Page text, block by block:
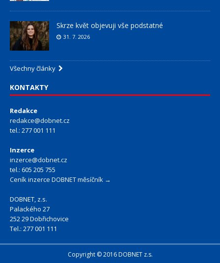
Skrze květ objevuji vše podstatné
31. 7. 2026
Všechny články
KONTAKTY
Redakce
redakce@dobnet.cz
tel.: 277 001 111
Inzerce
inzerce@dobnet.cz
tel.: 605 205 755
Ceník inzerce DOBNET měsíčník →
DOBNET, z.s.
Palackého 27
252 29 Dobřichovice
Tel.: 277 001 111
Copyright © 2016 DOBNET z.s.